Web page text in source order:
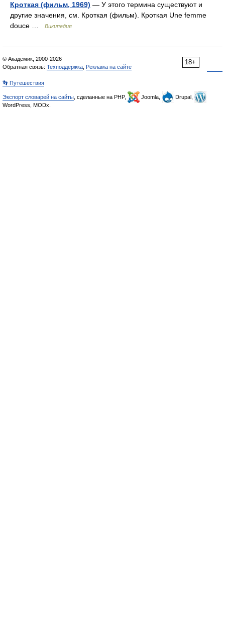
Кроткая (фильм, 1969) — У этого термина существуют и
другие значения, см. Кроткая (фильм). Кроткая Une femme
douce …
Википедия
18+
© Академик, 2000-2026
Обратная связь: Техподдержка Реклама на сайте
👣 Путешествия
Экспорт словарей на сайты , сделанные на PHP, Joomla,
Drupal,
WordPress, MODx.